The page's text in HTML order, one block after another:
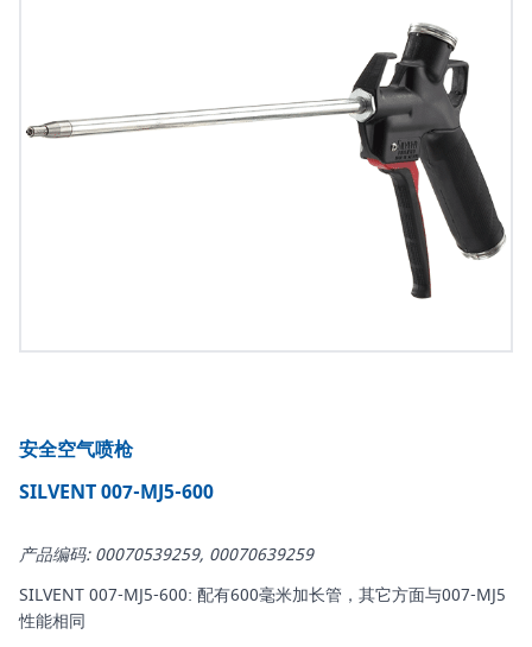
安全空气喷枪
SILVENT 007-MJ5-600
产品编码: 00070539259, 00070639259
SILVENT 007-MJ5-600: 配有600毫米加长管，其它方面与007-MJ5
性能相同